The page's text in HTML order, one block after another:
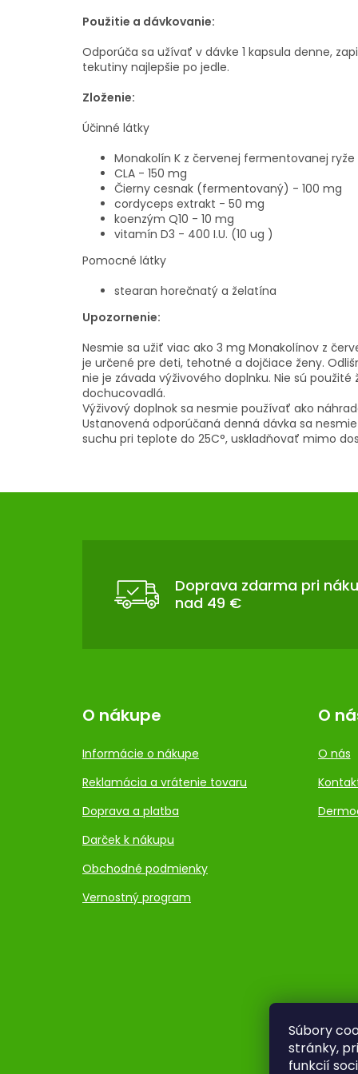
Súbory
stránky,
funkcií
Použitie a dávkovanie:
Odporúča sa užívať v dávke 1 kapsula denne,
tekutiny najlepšie po jedle.
Zloženie:
Účinné látky
Monakolín K z červenej fermentovanej
CLA - 150 mg
Čierny cesnak (fermentovaný) - 100 mg
cordyceps extrakt - 50 mg
koenzým Q10 - 10 mg
vitamín D3 - 400 I.U. (10 ug )
Pomocné látky
stearan horečnatý a želatína
Upozornenie:
Nesmie sa užiť viac ako 3 mg Monakolínov z
je určené pre deti, tehotné a dojčiace ženy.
nie je závada výživového doplnku. Nie sú
dochucovadlá.
Výživový doplnok sa nesmie používať ako
Ustanovená odporúčaná denná dávka sa
suchu pri teplote do 25C°, uskladňovať mimo
Doprava zdarma pri
nad 49 €
O nákupe
Informácie o nákupe
Reklamácia a vrátenie tovaru
Doprava a platba
Darček k nákupu
Obchodné podmienky
Vernostný program
O
O nás